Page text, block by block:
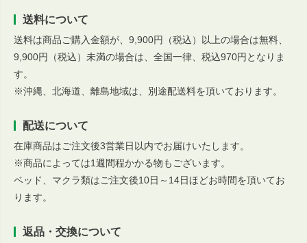
送料について
送料は商品ご購入金額が、9,900円（税込）以上の場合は無料、
9,900円（税込）未満の場合は、全国一律、税込970円となりま
す。
※沖縄、北海道、離島地域は、別途配送料を頂いております。
配送について
在庫商品はご注文後3営業日以内でお届けいたします。
※商品によっては1週間程かかる物もございます。
ベッド、マクラ類はご注文後10日～14日ほどお時間を頂いてお
ります。
返品・交換について